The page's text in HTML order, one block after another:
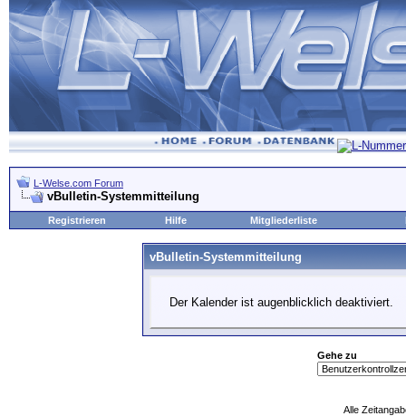
L-Welse.com Forum
vBulletin-Systemmitteilung
Registrieren Hilfe Mitgliederliste
vBulletin-Systemmitteilung
Der Kalender ist augenblicklich deaktiviert.
Gehe zu
Alle